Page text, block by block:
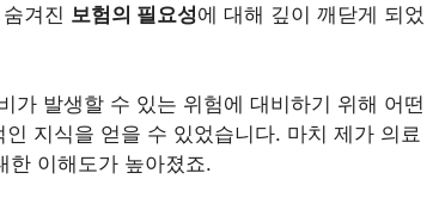
겨진 보험의 필요성에 대해 깊이 깨닫게 되었
가 발생할 수 있는 위험에 대비하기 위해 어떤
지식을 얻을 수 있었습니다. 마치 제가 의료
한 이해도가 높아졌죠.